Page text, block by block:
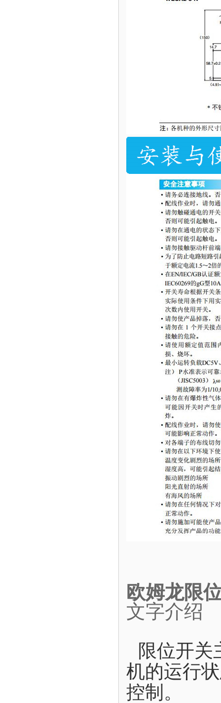
欧姆龙限
文字介绍
限位开关
机的运行
控制。